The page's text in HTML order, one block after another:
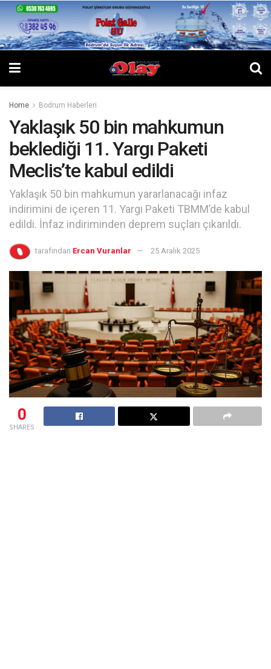
Home Bodrum Haberleri
Yaklaşık 50 bin mahkumun
beklediği 11. Yargı Paketi
Meclis’te kabul edildi
Yaklaşık 50 bin mahkumun yararlanacağı infaz
indirimini de içeren 11. Yargı Paketi TBMM’de kabul
edildi. İnfaz indiriminden deprem suçları çıkarıldı.
tarafından Ercan Vuranlar 25 Aralık 2025
0
SHARES